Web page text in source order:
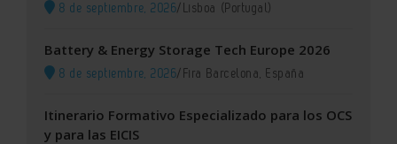
8 de septiembre, 2026/Lisboa (Portugal)
Battery & Energy Storage Tech Europe 2026
8 de septiembre, 2026/Fira Barcelona, España
Itinerario Formativo Especializado para los OCS
y para las EICIS